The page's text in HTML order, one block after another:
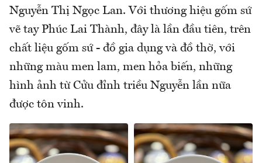
Nguyễn Thị Ngọc Lan. Với thương hiệu gốm sứ
vẽ tay Phúc Lai Thành, đây là lần đầu tiên, trên
chất liệu gốm sứ - đồ gia dụng và đồ thờ, với
những màu men lam, men hỏa biến, những
hình ảnh từ Cửu đỉnh triều Nguyễn lần nữa
được tôn vinh.